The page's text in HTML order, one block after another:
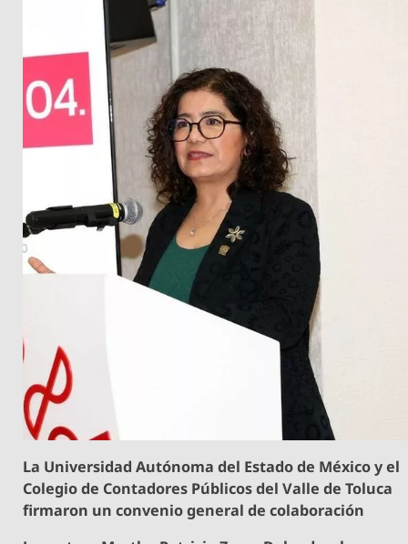
La Universidad Autónoma del Estado de México y el
Colegio de Contadores Públicos del Valle de Toluca
firmaron un convenio general de colaboración